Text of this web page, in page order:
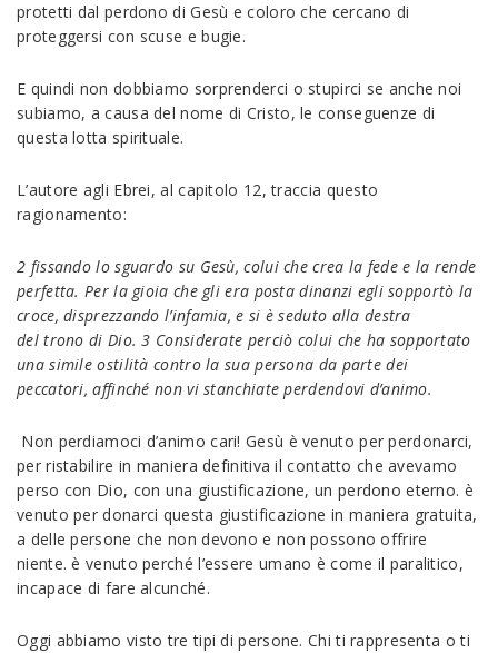
protetti dal perdono di Gesù e coloro che cercano di
proteggersi con scuse e bugie.
E quindi non dobbiamo sorprenderci o stupirci se anche noi
subiamo, a causa del nome di Cristo, le conseguenze di
questa lotta spirituale.
L’autore agli Ebrei, al capitolo 12, traccia questo
ragionamento:
2 fissando lo sguardo su Gesù, colui che crea la fede e la rende
perfetta. Per la gioia che gli era posta dinanzi egli sopportò la
croce, disprezzando l’infamia, e si è seduto alla destra
deltrono di Dio. 3 Considerate perciò colui che ha sopportato
una simile ostilità contro la sua persona da parte dei
peccatori, affinché non vi stanchiate perdendovi d’animo.
Non perdiamoci d’animo cari! Gesù è venuto per perdonarci,
per ristabilire in maniera definitiva il contatto che avevamo
perso con Dio, con una giustificazione, un perdono eterno. è
venuto per donarci questa giustificazione in maniera gratuita,
a delle persone che non devono e non possono offrire
niente. è venuto perché l’essere umano è come il paralitico,
incapace di fare alcunché.
Oggi abbiamo visto tre tipi di persone. Chi ti rappresenta o ti